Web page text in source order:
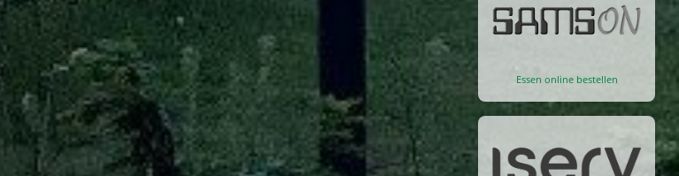
Essen online bestellen